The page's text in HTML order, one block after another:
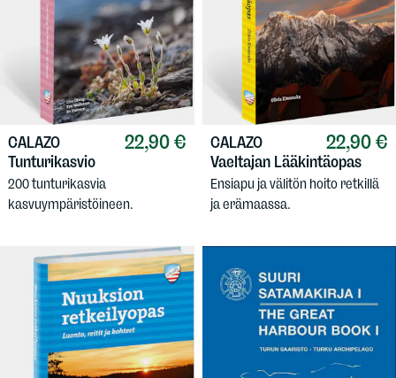
22,90 €
CALAZO
Tunturikasvio
200 tunturikasvia
kasvuympäristöineen.
22,90 €
CALAZO
Vaeltajan Lääkintäopas
Ensiapu ja välitön hoito retkillä
ja erämaassa.